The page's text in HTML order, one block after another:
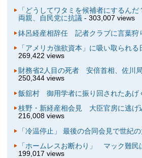
「どうしてワタミを候補者にするん
両親、自民党に抗議- 303,007 views
鉢呂経産相辞任 記者クラブに言葉狩
「アメリカ強欲資本」に吸い取られ
269,422 views
財務省2人目の死者 安倍首相、佐川
250,344 views
飯舘村 御用学者に振り回されたあげ
枝野・新経産相会見 大臣官房に逃げ
216,008 views
「冷温停止」 最後の合同会見で世紀
「ホームレスお断わり」 マック難民
199,017 views